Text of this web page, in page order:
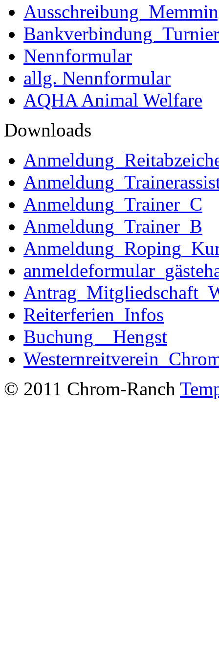
Nennformular
allg. Nennformular
AQHA Animal Welfare
Downloads
Anmeldung_Trainer_C
Anmeldung_Trainer_B
Reiterferien_Infos
Buchung__Hengst
© 2011 Chrom-Ranch